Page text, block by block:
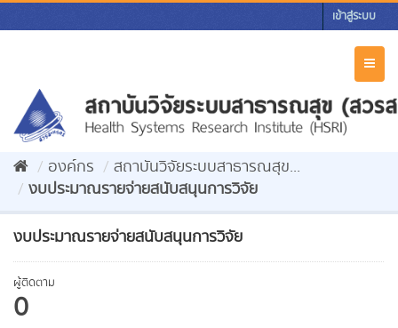
Skip
to
เข้าสู่ระบบ
องค์กร
สถาบันวิจัยระบบสาธารณสุข...
งบประมาณรายจ่ายสนับสนุนการวิจัย
งบประมาณรายจ่ายสนับสนุนการวิจัย
ผู้ติดตาม
0